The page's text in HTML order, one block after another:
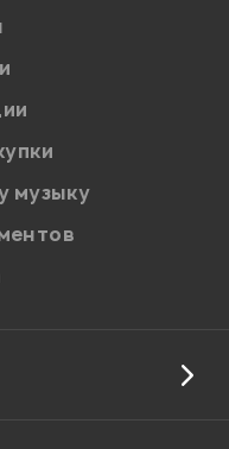
данных в
обработки
музыку